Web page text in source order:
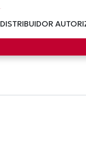
DISTRIBUIDOR